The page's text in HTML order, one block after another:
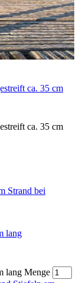
ca. 35 cm
ca. 35 cm
lang
lang Menge